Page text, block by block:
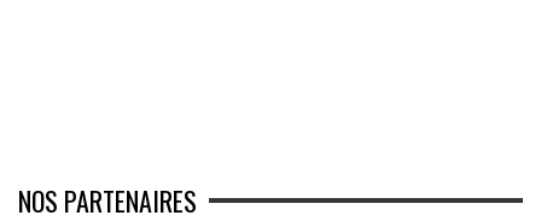
NOS PARTENAIRES